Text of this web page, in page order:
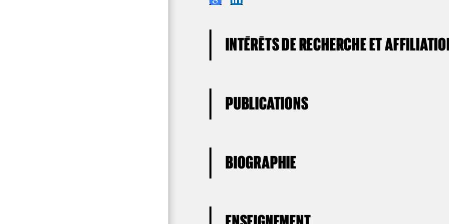
INTÉRÊTS DE RECHERCHE ET
PUBLICATIONS
BIOGRAPHIE